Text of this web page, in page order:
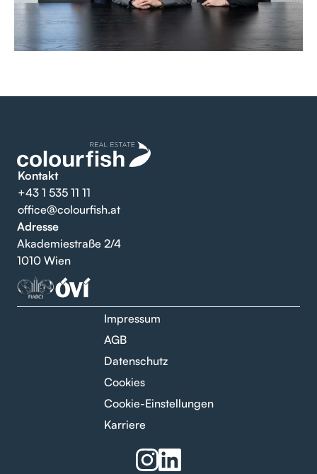
Kontakt
+43 1 535 11 11
office@colourfish.at
Adresse
Akademiestraße 2/4
1010 Wien
Impressum
AGB
Datenschutz
Cookies
Cookie-Einstellungen
Karriere